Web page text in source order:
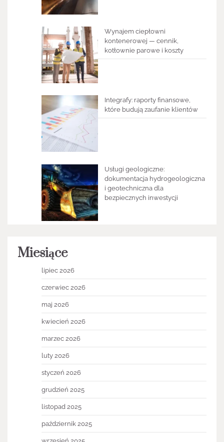
Wynajem ciepłowni
kontenerowej — cennik,
kotłownie parowe i koszty
Integrafy: raporty finansowe,
które budują zaufanie klientów
Usługi geologiczne:
dokumentacja hydrogeologiczna
i geotechniczna dla
bezpiecznych inwestycji
Miesiące
lipiec 2026
czerwiec 2026
maj 2026
kwiecień 2026
marzec 2026
luty 2026
styczeń 2026
grudzień 2025
listopad 2025
październik 2025